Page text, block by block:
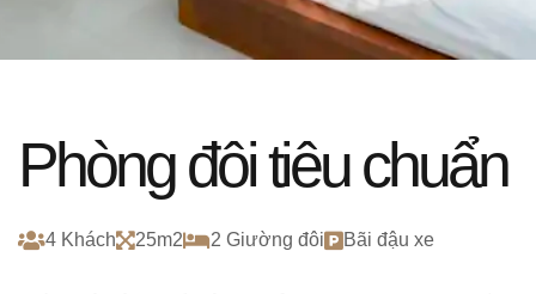
Phòng đôi tiêu chuẩn
4 Khách 25m2 2 Giường đôi Bãi đậu xe